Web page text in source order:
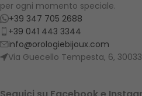
per ogni momento speciale.
+39 347 705 2688
+39 041 443 3344
info@orologiebijoux.com
Via Guecello Tempesta, 6, 30033